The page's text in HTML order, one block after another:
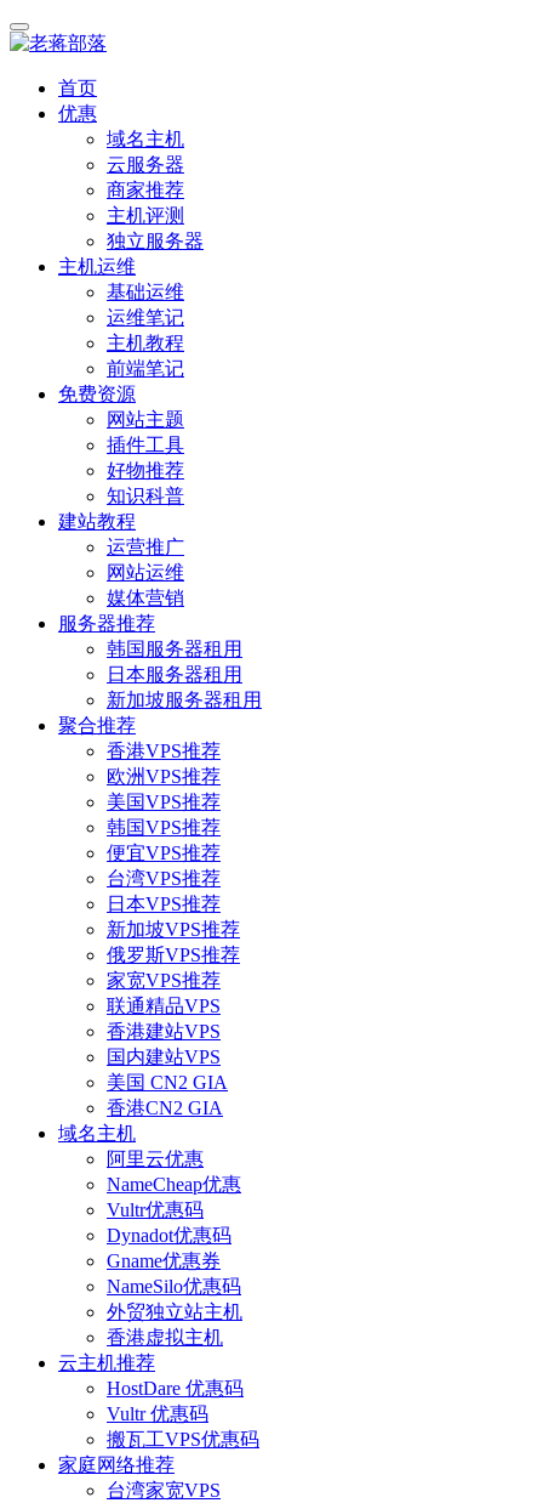
首页
优惠
域名主机
云服务器
商家推荐
主机评测
独立服务器
主机运维
基础运维
运维笔记
主机教程
前端笔记
免费资源
网站主题
插件工具
好物推荐
知识科普
建站教程
运营推广
网站运维
媒体营销
服务器推荐
韩国服务器租用
日本服务器租用
新加坡服务器租用
聚合推荐
香港VPS推荐
欧洲VPS推荐
美国VPS推荐
韩国VPS推荐
便宜VPS推荐
台湾VPS推荐
日本VPS推荐
新加坡VPS推荐
俄罗斯VPS推荐
家宽VPS推荐
联通精品VPS
香港建站VPS
国内建站VPS
美国 CN2 GIA
香港CN2 GIA
域名主机
阿里云优惠
NameCheap优惠
Vultr优惠码
Dynadot优惠码
Gname优惠券
NameSilo优惠码
外贸独立站主机
香港虚拟主机
云主机推荐
HostDare 优惠码
Vultr 优惠码
搬瓦工VPS优惠码
家庭网络推荐
台湾家宽VPS